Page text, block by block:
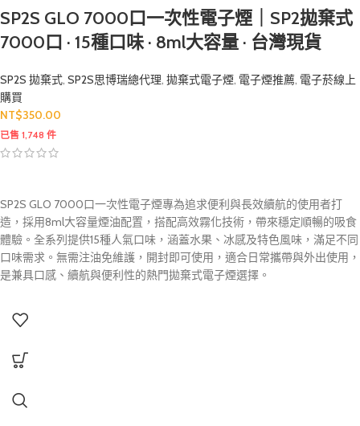
SP2S GLO 7000口一次性電子煙｜SP2拋棄式
7000口 · 15種口味 · 8ml大容量 · 台灣現貨
SP2S 拋棄式, SP2S思博瑞總代理, 拋棄式電子煙, 電子煙推薦, 電子菸線上
購買
NT$350.00
已售 1,748 件
SP2S GLO 7000口一次性電子煙專為追求便利與長效續航的使用者打
造，採用8ml大容量煙油配置，搭配高效霧化技術，帶來穩定順暢的吸食
體驗。全系列提供15種人氣口味，涵蓋水果、冰感及特色風味，滿足不同
口味需求。無需注油免維護，開封即可使用，適合日常攜帶與外出使用，
是兼具口感、續航與便利性的熱門拋棄式電子煙選擇。